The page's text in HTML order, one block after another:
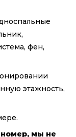
фен,
этажность,
мы не